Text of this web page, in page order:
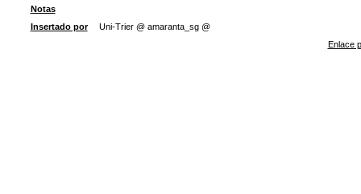
Notas
Insertado por
Uni-Trier @ amaranta_sg @
Enlace